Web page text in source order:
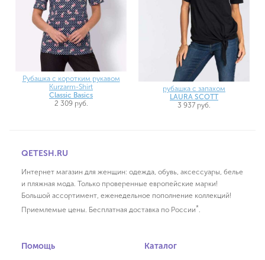
Рубашка с коротким рукавом
Kurzarm-Shirt
Classic Basics
2 309 руб.
рубашка с запахом
LAURA SCOTT
3 937 руб.
QETESH.RU
Интернет магазин для женщин: одежда, обувь, аксессуары, белье
и пляжная мода. Только проверенные европейские марки!
Большой ассортимент, еженедельное пополнение коллекций!
Приемлемые цены. Бесплатная доставка по России*
Помощь Каталог